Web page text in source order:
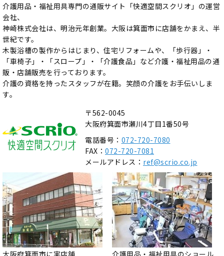
介護用品・福祉用具専門の通販サイト「快適空間スクリオ」の運営
会社、
神崎株式会社は、明治元年創業。大阪は箕面市に店舗をかまえ、半
世紀です。
木製浴槽の製作からはじまり、住宅リフォームや、「歩行器」・
「車椅子」・「スロープ」・「介護食品」など介護・福祉用品の通
販・店舗販売を行っております。
介護の資格を持ったスタッフが在籍。笑顔の介護をお手伝いしま
す。
〒562-0045
大阪府箕面市瀬川4丁目1番50号
電話番号： 072-720-7080
FAX： 072-720-7081
メールアドレス： ref@scrio.co.jp
大阪府箕面市に実店舗
介護用品・福祉用具のショール